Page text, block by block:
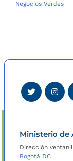
Negocios Verdes
Ministerio de
Dirección
Bogotá DC